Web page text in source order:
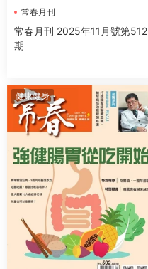
常春月刊
常春月刊 2025年11月號第512
期
健康健身